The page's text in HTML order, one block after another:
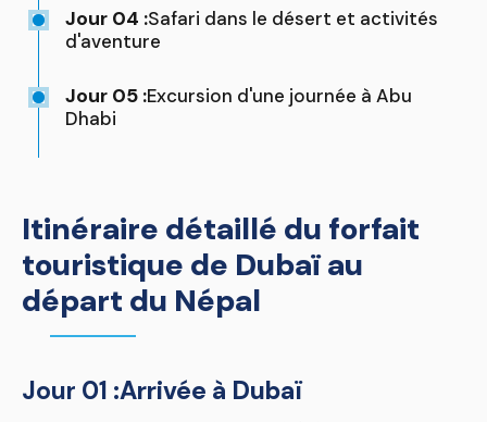
Jour 04 :Safari dans le désert et activités
d'aventure
Jour 05 :Excursion d'une journée à Abu
Dhabi
Itinéraire détaillé du forfait
touristique de Dubaï au
départ du Népal
Jour 01 :Arrivée à Dubaï